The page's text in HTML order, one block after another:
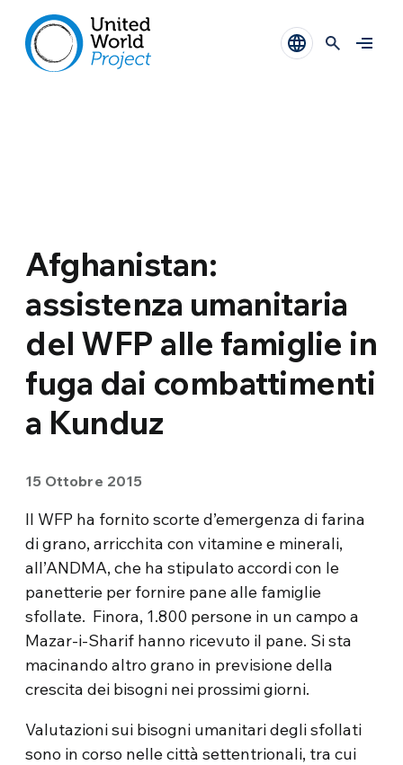
Afghanistan:
assistenza umanitaria
del WFP alle famiglie in
fuga dai combattimenti
a Kunduz
15 Ottobre 2015
Il WFP ha fornito scorte d’emergenza di farina
di grano, arricchita con vitamine e minerali,
all’ANDMA, che ha stipulato accordi con le
panetterie per fornire pane alle famiglie
sfollate. Finora, 1.800 persone in un campo a
Mazar-i-Sharif hanno ricevuto il pane. Si sta
macinando altro grano in previsione della
crescita dei bisogni nei prossimi giorni.
Valutazioni sui bisogni umanitari degli sfollati
sono in corso nelle città settentrionali, tra cui